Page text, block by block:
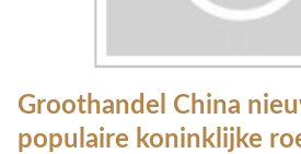
Groothandel China
populaire koninklijke